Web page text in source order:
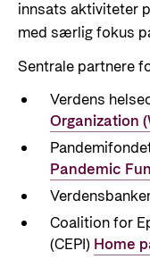
innsats aktiviteter
med særlig fokus
Sentrale partnere
Verdens
Organization
Pandemic
Coalition for
(CEPI) Home